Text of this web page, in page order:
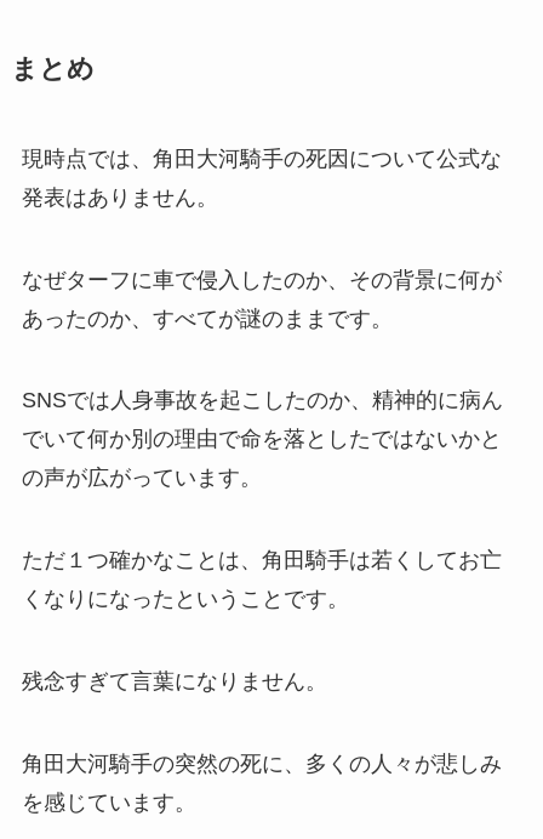
まとめ
現時点では、角田大河騎手の死因について公式な
発表はありません。
なぜターフに車で侵入したのか、その背景に何が
あったのか、すべてが謎のままです。
SNSでは人身事故を起こしたのか、精神的に病ん
でいて何か別の理由で命を落としたではないかと
の声が広がっています。
ただ１つ確かなことは、角田騎手は若くしてお亡
くなりになったということです。
残念すぎて言葉になりません。
角田大河騎手の突然の死に、多くの人々が悲しみ
を感じています。